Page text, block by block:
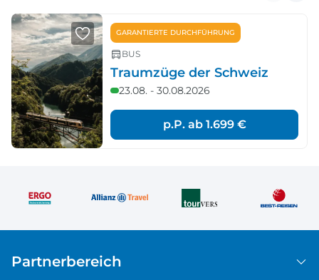
GARANTIERTE DURCHFÜHRUNG
BUS
Traumzüge der Schweiz
23.08. - 30.08.2026
p.P. ab 1.699 €
Partnerbereich